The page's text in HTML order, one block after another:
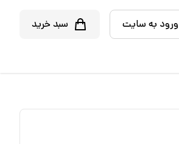
ورود به سایت سبد خرید